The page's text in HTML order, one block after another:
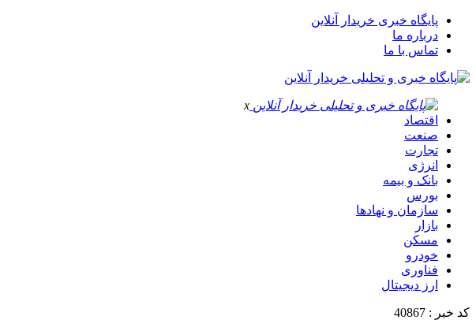
پایگاه خبری خریدار آنلاین
درباره ما
تماس با ما
x
اقتصاد
صنعت
تجارت
انرژی
بانک و بیمه
بورس
سازمان و نهادها
بازار
مسکن
خودرو
فناوری
ارز دیجیتال
کد خبر : 40867